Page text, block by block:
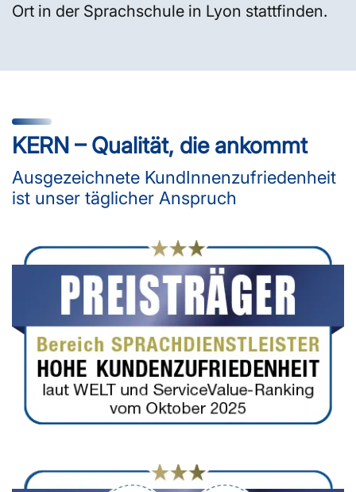
Ort in der Sprachschule in Lyon stattfinden.
KERN – Qualität, die ankommt
Ausgezeichnete KundInnenzufriedenheit
ist unser täglicher Anspruch